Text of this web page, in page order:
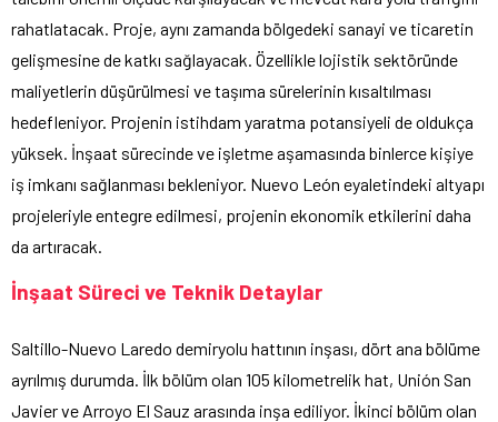
rahatlatacak. Proje, aynı zamanda bölgedeki sanayi ve ticaretin
gelişmesine de katkı sağlayacak. Özellikle lojistik sektöründe
maliyetlerin düşürülmesi ve taşıma sürelerinin kısaltılması
hedefleniyor. Projenin istihdam yaratma potansiyeli de oldukça
yüksek. İnşaat sürecinde ve işletme aşamasında binlerce kişiye
iş imkanı sağlanması bekleniyor. Nuevo León eyaletindeki altyapı
projeleriyle entegre edilmesi, projenin ekonomik etkilerini daha
da artıracak.
İnşaat Süreci ve Teknik Detaylar
Saltillo-Nuevo Laredo demiryolu hattının inşası, dört ana bölüme
ayrılmış durumda. İlk bölüm olan 105 kilometrelik hat, Unión San
Javier ve Arroyo El Sauz arasında inşa ediliyor. İkinci bölüm olan